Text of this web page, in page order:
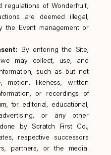
regulations of Wonderfruit,
are deemed illegal,
the Event management or
By entering the Site,
may collect, use, and
such as but not
motion, likeness, written
or recordings of
for editorial, educational,
or any other
by Scratch First Co.,
respective successors
partners, or the media.